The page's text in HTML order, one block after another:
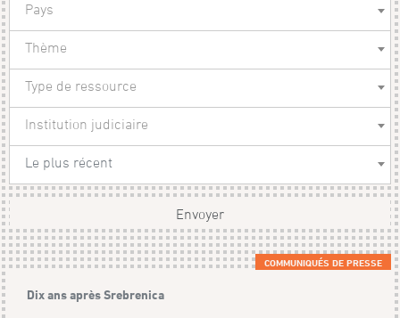
Pays
Thème
Type de ressource
Institution judiciaire
Le plus récent
Envoyer
COMMUNIQUÉS DE PRESSE
Dix ans après Srebrenica